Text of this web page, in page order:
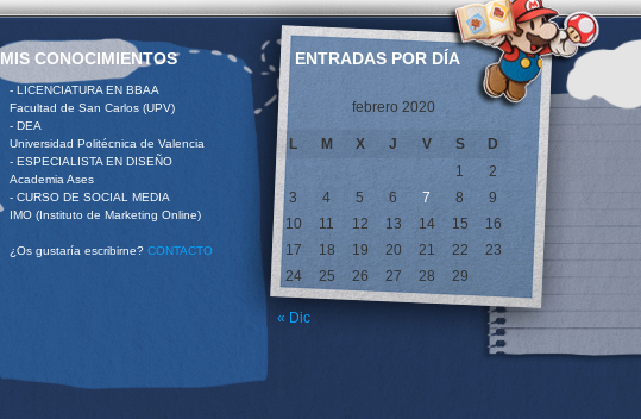
MIS CONOCIMIENTOS
- LICENCIATURA EN BBAA
Facultad de San Carlos (UPV)
- DEA
Universidad Politécnica de Valencia
- ESPECIALISTA EN DISEÑO
Academia Ases
- CURSO DE SOCIAL MEDIA
IMO (Instituto de Marketing Online)
¿Os gustaría escribirne? CONTACTO
ENTRADAS POR DÍA
febrero 2020
L M X J V S
D
1
2
3
4 5 6 7 8
9
10
11 12 13 14 15
16
17
18 19 20 21 22
23
24
25 26 27 28 29
« Dic